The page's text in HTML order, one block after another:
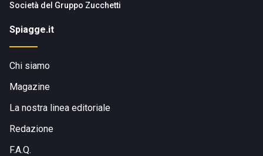
Società del Gruppo Zucchetti
Spiagge.it
Chi siamo
Magazine
La nostra linea editoriale
Redazione
F.A.Q.